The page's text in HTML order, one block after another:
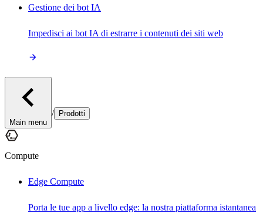
Gestione dei bot IA
Impedisci ai bot IA di estrarre i contenuti dei siti web
Main menu
/ Prodotti
Compute
Edge Compute
Porta le tue app a livello edge: la nostra piattaforma istantanea